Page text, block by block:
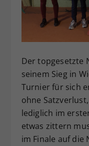
Der topgesetzte
seinem Sieg in
Turnier für sich
ohne
lediglich im
etwas zittern
im Finale auf die
Zweck
hat.